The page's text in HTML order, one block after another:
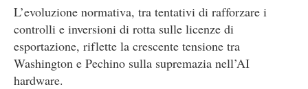
L’evoluzione normativa, tra tentativi di rafforzare i
controlli e inversioni di rotta sulle licenze di
esportazione, riflette la crescente tensione tra
Washington e Pechino sulla supremazia nell’AI
hardware.